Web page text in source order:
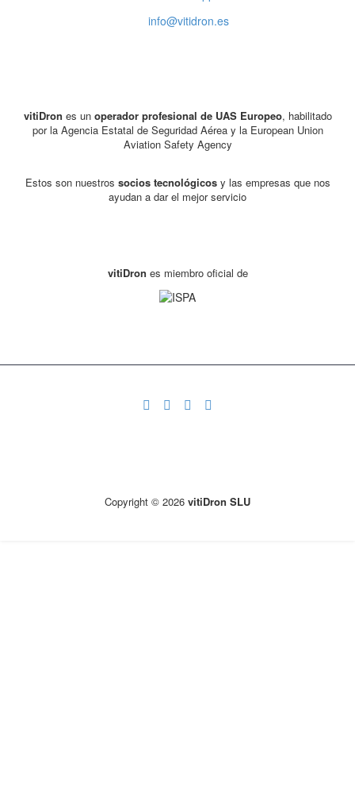
info@vitidron.es
vitiDron es un operador profesional de UAS Europeo, habilitado
por la Agencia Estatal de Seguridad Aérea y la European Union
Aviation Safety Agency
Estos son nuestros socios tecnológicosy las empresas que nos
ayudan a dar el mejor servicio
vitiDron es miembro oficial de
Copyright © 2026 vitiDron SLU